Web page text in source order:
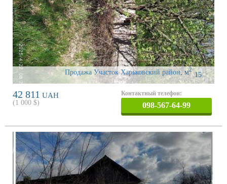
Продажа Участок Харьковский район, 15
м2
42 811 UAH
(1 000 $)
Контактный телефон:
098-567-64-99